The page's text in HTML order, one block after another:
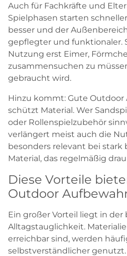
Auch für Fachkräfte und
Spielphasen starten
besser und der
gepflegter und funktionaler.
Nutzung erst Eimer,
zusammensuchen zu
gebraucht wird.
Hinzu kommt: Gute Outdoor
schützt Material. Wer
oder Rollenspielzubehör
verlängert meist auch die
besonders relevant bei stark
Material, das regelmäßig
Diese Vorteile
Outdoor
Ein großer Vorteil liegt in der
Alltagstauglichkeit.
erreichbar sind, werden
selbstverständlicher